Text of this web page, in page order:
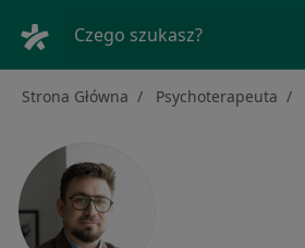
Czego szukasz?
Strona Główna Psychoterapeuta